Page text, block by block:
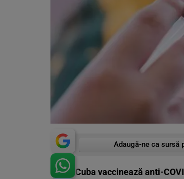
Adaugă-ne ca sursă
Cuba vaccinează anti-